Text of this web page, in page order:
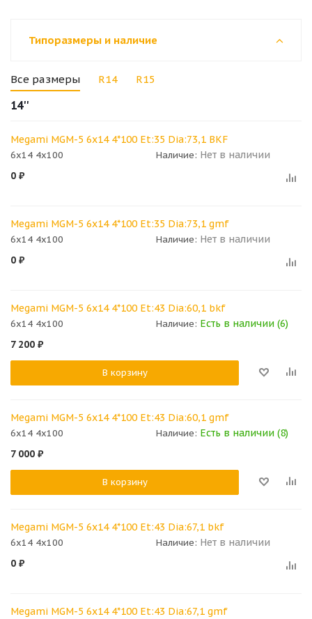
Типоразмеры и наличие
Все размеры R14 R15
14''
Megami MGM-5 6x14 4*100 Et:35 Dia:73,1 BKF
6x14 4x100 Наличие: Нет в наличии
0 ₽
Megami MGM-5 6x14 4*100 Et:35 Dia:73,1 gmf
6x14 4x100 Наличие: Нет в наличии
0 ₽
Megami MGM-5 6x14 4*100 Et:43 Dia:60,1 bkf
6x14 4x100 Наличие: Есть в наличии (6)
7 200 ₽
В корзину
Megami MGM-5 6x14 4*100 Et:43 Dia:60,1 gmf
6x14 4x100 Наличие: Есть в наличии (8)
7 000 ₽
В корзину
Megami MGM-5 6x14 4*100 Et:43 Dia:67,1 bkf
6x14 4x100 Наличие: Нет в наличии
0 ₽
Megami MGM-5 6x14 4*100 Et:43 Dia:67,1 gmf